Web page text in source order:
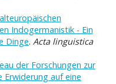
Indogermanistik - Ein
Dinge. Acta linguistica
der Forschungen zur
Erwiderung auf eine